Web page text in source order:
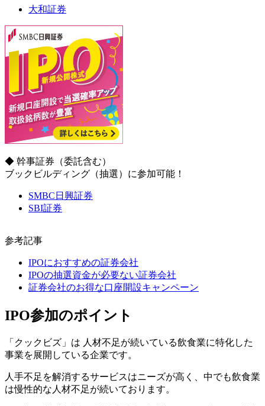
大和証券
◆ 幹事証券 （委託含む）
ブックビルディング（抽選）に参加可能！
SMBC日興証券
SBI証券
参考記事
IPOにおすすめの証券会社
IPOの抽選資金が必要ない証券会社
証券会社のお得な口座開設キャンペーン
IPO参加のポイント
「クックビズ」は 人材不足が続いている飲食業に特化した
事業を展開している企業です。
人手不足を解消するサービスはニーズが高く、中でも飲食業
は慢性的な人材不足が続いております。